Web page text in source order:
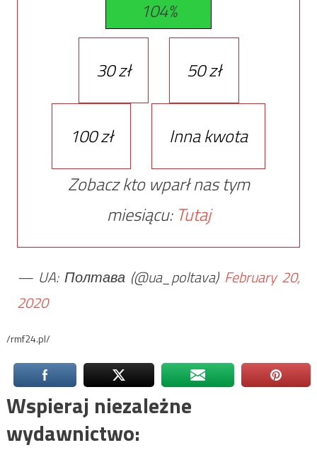
104%
30 zł 50 zł
100 zł
Inna kwota
Zobacz kto wparł nas tym
miesiącu: Tutaj
— UA: Полтава (@ua_poltava) February 20,
2020
/rmf24.pl/
Wspieraj niezależne
wydawnictwo: